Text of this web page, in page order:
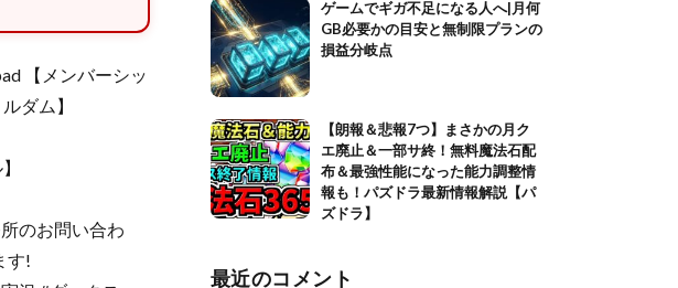
【メンバーシッ
ダム】
のお問い合わ
す!
ゲームでギガ不足になる人へ|月何
GB必要かの目安と無制限プランの
損益分岐点
【朗報＆悲報7つ】まさかの月ク
エ廃止＆一部サ終！無料魔法石配
布＆最強性能になった能力調整情
報も！パズドラ最新情報解説【パ
ズドラ】
最近のコメント